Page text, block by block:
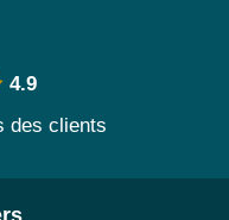
4.9
des clients